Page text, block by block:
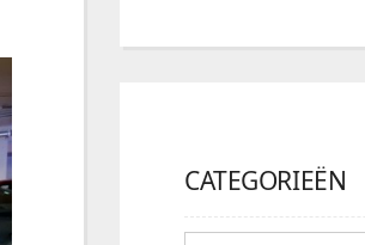
CATEGORIEËN